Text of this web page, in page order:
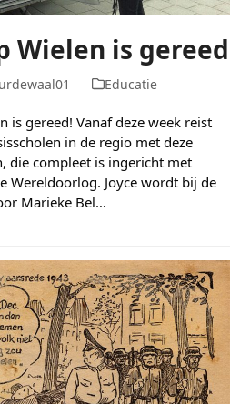
Wielen is gereed
Educatie
is gereed! Vanaf deze week reist
in de regio met deze
die compleet is ingericht met
Wereldoorlog. Joyce wordt bij de
Marieke Bel…